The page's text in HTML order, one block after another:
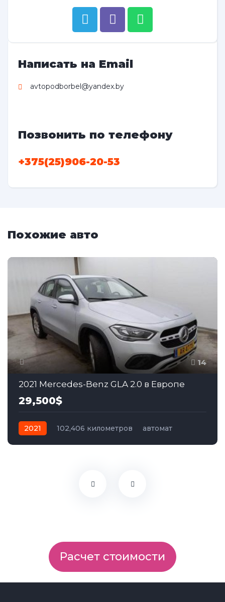
Написать на Email
avtopodborbel@yandex.by
Позвонить по телефону
+375(25)906-20-53
Похожие авто
14
2021 Mercedes-Benz GLA 2.0 в Европе
29,500$
2021 102,406 километров
автомат
Расчет стоимости